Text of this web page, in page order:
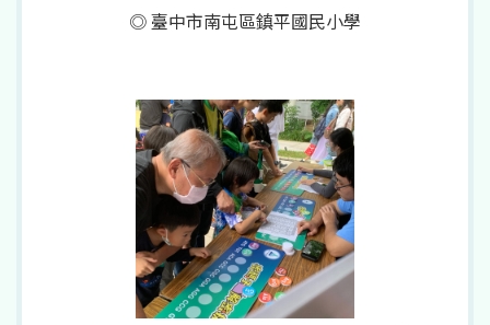
◎ 臺中市南屯區鎮平國民小學